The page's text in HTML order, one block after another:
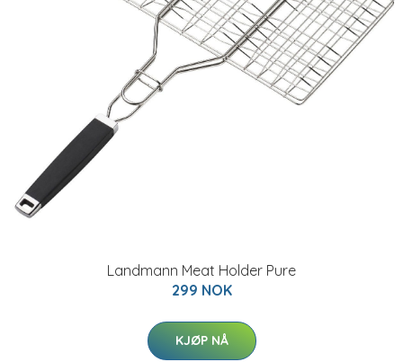
Landmann Meat Holder Pure
299 NOK
KJØP NÅ